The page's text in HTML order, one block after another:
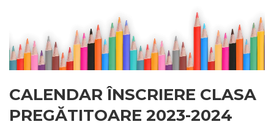
CALENDAR ÎNSCRIERE CLASA
PREGĂTITOARE 2023-2024